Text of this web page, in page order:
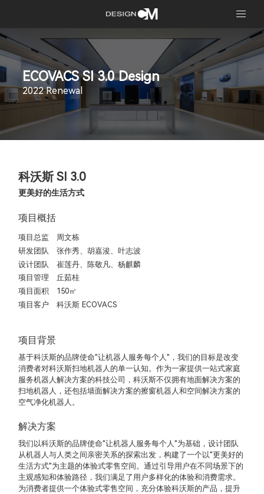
ECOVACS SI 3.0 Design
2022 Renewal
科沃斯 SI 3.0
更美好的生活方式
项目概括
项目总监
周文栋
研发团队
张作秀、胡嘉浚 、叶志波
设计团队
崔莲丹、陈敬凡、杨麒麟
项目管理
丘茹桂
项目面积
150㎡
项目客户
科沃斯 ECOVACS
项目背景
基于科沃斯的品牌使命"让机器人服务每个人"，我们的目标是改变
消费者对科沃斯扫地机器人的单一认知。作为一家提供一站式家庭
服务机器人解决方案的科技公司，科沃斯不仅拥有地面解决方案的
扫地机器人，还包括墙面解决方案的擦窗机器人和空间解决方案的
空气净化机器人。
解决方案
我们以科沃斯的品牌使命"让机器人服务每个人"为基础，设计团队
从机器人与人类之间亲密关系的探索出发，构建了一个以"更美好的
生活方式"为主题的体验式零售空间。通过引导用户在不同场景下的
主观感知和体验路径，我们满足了用户多样化的体验和消费需求。
为消费者提供一个体验式零售空间，充分体验科沃斯的产品，提升